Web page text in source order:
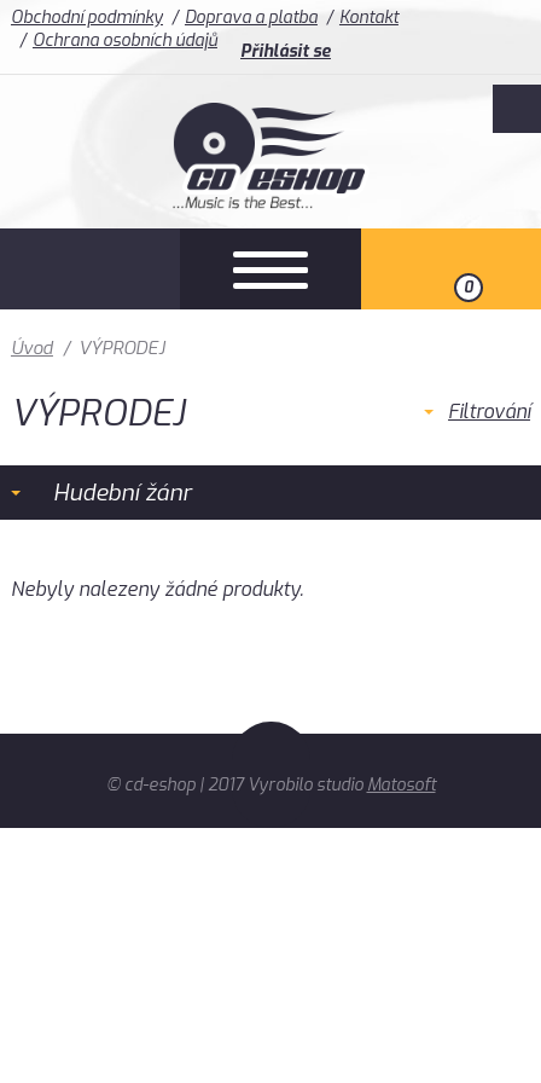
Obchodní podmínky Doprava a platba
Kontakt
Ochrana osobních údajů
Přihlásit se
0
Úvod / VÝPRODEJ
VÝPRODEJ Filtrování
Hudební žánr
Nebyly nalezeny žádné produkty.
© cd-eshop | 2017 Vyrobilo studio Matosoft